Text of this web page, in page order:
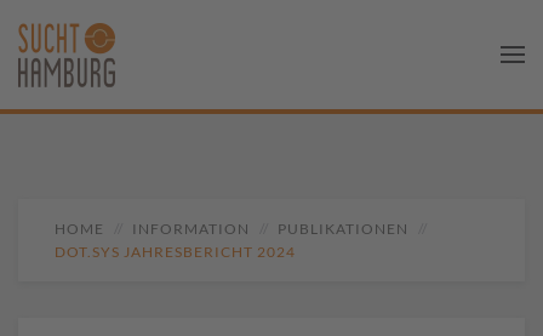
HOME INFORMATION
PUBLIKATIONEN
DOT.SYS JAHRESBERICHT 2024